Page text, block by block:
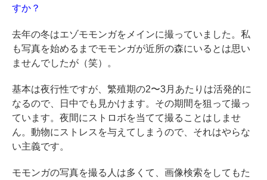
すか？
去年の冬はエゾモモンガをメインに撮っていました。私
も写真を始めるまでモモンガが近所の森にいるとは思い
ませんでしたが（笑）。
基本は夜行性ですが、繁殖期の2〜3月あたりは活発的に
なるので、日中でも見かけます。その期間を狙って撮っ
ています。夜間にストロボを当てて撮ることはしませ
ん。動物にストレスを与えてしまうので、それはやらな
い主義です。
モモンガの写真を撮る人は多くて、画像検索をしてもた